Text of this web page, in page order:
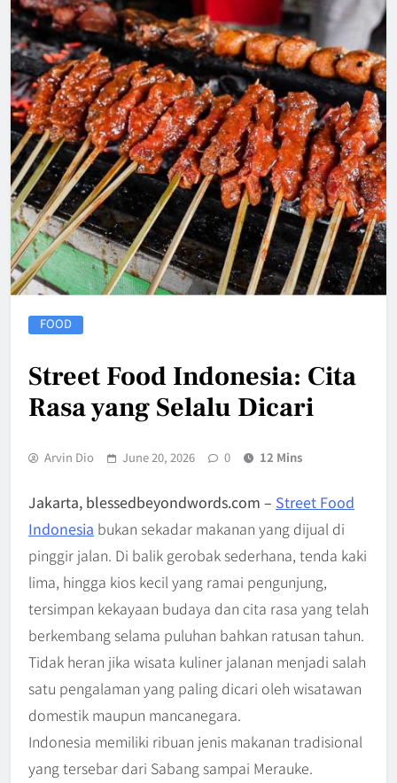
FOOD
Street Food Indonesia: Cita
Rasa yang Selalu Dicari
Arvin Dio June 20, 2026 0 12 Mins
Jakarta, blessedbeyondwords.com – Street Food
Indonesia bukan sekadar makanan yang dijual di
pinggir jalan. Di balik gerobak sederhana, tenda kaki
lima, hingga kios kecil yang ramai pengunjung,
tersimpan kekayaan budaya dan cita rasa yang telah
berkembang selama puluhan bahkan ratusan tahun.
Tidak heran jika wisata kuliner jalanan menjadi salah
satu pengalaman yang paling dicari oleh wisatawan
domestik maupun mancanegara.
Indonesia memiliki ribuan jenis makanan tradisional
yang tersebar dari Sabang sampai Merauke.